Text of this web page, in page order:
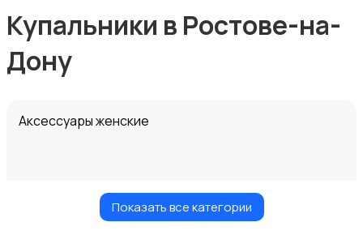
Купальники в Ростове-на-
Дону
Аксессуары женские
Показать все категории